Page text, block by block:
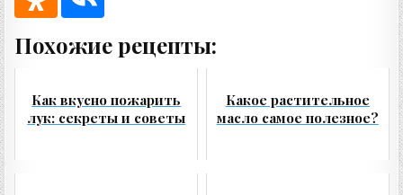
Похожие рецепты:
Как вкусно пожарить
лук: секреты и советы
Какое растительное
масло самое полезное?